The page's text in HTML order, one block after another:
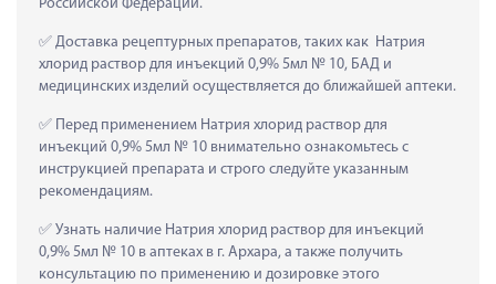
Российской Федерации.
Доставка рецептурных препаратов, таких как  Натрия
хлорид раствор для инъекций 0,9% 5мл № 10, БАД и
медицинских изделий осуществляется до ближайшей аптеки.
Перед применением Натрия хлорид раствор для
инъекций 0,9% 5мл № 10 внимательно ознакомьтесь с
инструкцией препарата и строго следуйте указанным
рекомендациям.
Узнать наличие Натрия хлорид раствор для инъекций
0,9% 5мл № 10 в аптеках в г. Архара, а также получить
консультацию по применению и дозировке этого